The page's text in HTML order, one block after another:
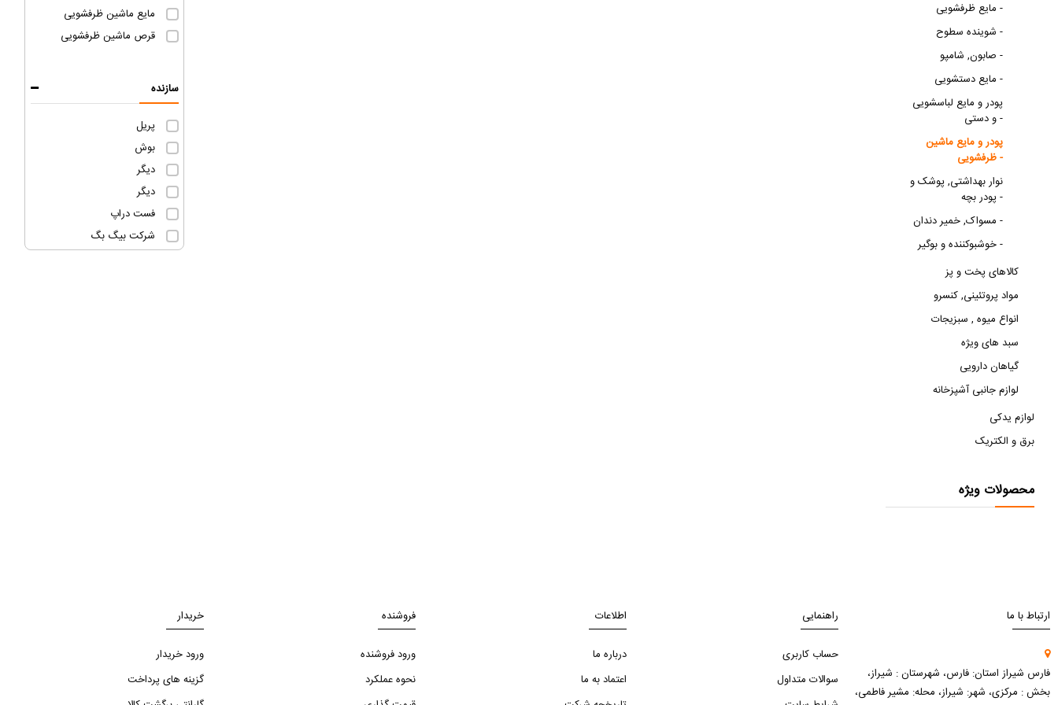
مایع ماشین ظرفشویی
قرص ماشین ظرفشویی
سازنده
پریل
بوش
دیگر
دیگر
فست دراپ
شرکت بیگ بگ
مایع ظرفشویی -
شوینده سطوح -
صابون, شامپو -
مایع دستشویی -
پودر و مایع لباسشویی
و دستی -
پودر و مایع ماشین
ظرفشویی -
نوار بهداشتی, پوشک و
پودر بچه -
مسواک, خمیر دندان -
خوشبوکننده و بوگیر -
کالاهای پخت و پز
مواد پروتئینی, کنسرو
انواع میوه , سبزیجات
سبد های ویژه
گیاهان دارویی
لوازم جانبی آشپزخانه
لوازم یدکی
برق و الکتریک
محصولات ویژه
ارتباط با ما
فارس شیراز استان: فارس، شهرستان : شیراز،
بخش : مرکزی، شهر: شیراز، محله: مشیر فاطمی،
راهنمایی
حساب کاربری
سوالات متداول
اطلاعات
درباره ما
اعتماد به ما
فروشنده
ورود فروشنده
نحوه عملکرد
خریدار
ورود خریدار
گزینه های پرداخت